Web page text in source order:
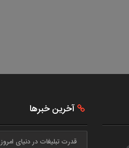
آخرین خبرها
قدرت تبلیغات در دنیای امروز